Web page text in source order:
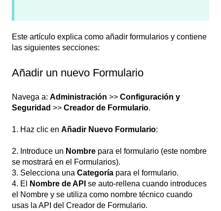
Este artículo explica como añadir formularios y contiene
las siguientes secciones:
Añadir un nuevo Formulario
Navega a: Administración >> Configuración y
Seguridad >> Creador de Formulario.
1. Haz clic en Añadir Nuevo Formulario:
2. Introduce un Nombre para el formulario (este nombre
se mostrará en el Formularios).
3. Selecciona una Categoría para el formulario.
4. El
Nombre de API se auto-rellena cuando introduces
el Nombre y se utiliza como nombre técnico cuando
usas la API del Creador de Formulario.